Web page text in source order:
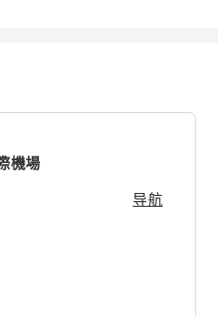
機場
导航